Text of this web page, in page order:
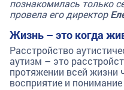
познакомилась только
провела его директор
Жизнь – это когда
Расстройство
аутизм – это
протяжении всей жизни
восприятие и